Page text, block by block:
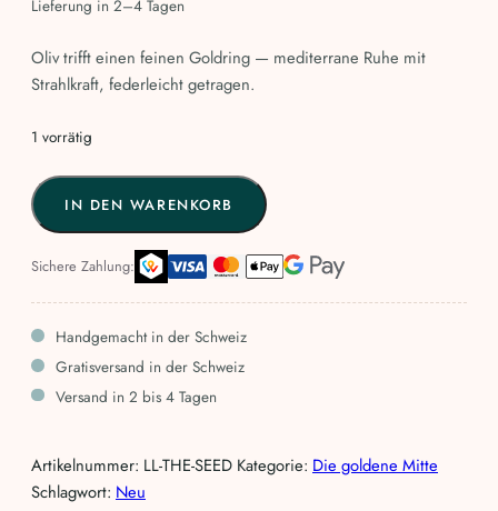
Lieferung in 2–4 Tagen
Oliv trifft einen feinen Goldring — mediterrane Ruhe mit
Strahlkraft, federleicht getragen.
1 vorrätig
The
Seed
Menge
IN DEN WARENKORB
Sichere Zahlung:
Handgemacht in der Schweiz
Gratisversand in der Schweiz
Versand in 2 bis 4 Tagen
Artikelnummer: LL-THE-SEED Kategorie: Die goldene Mitte
Schlagwort: Neu